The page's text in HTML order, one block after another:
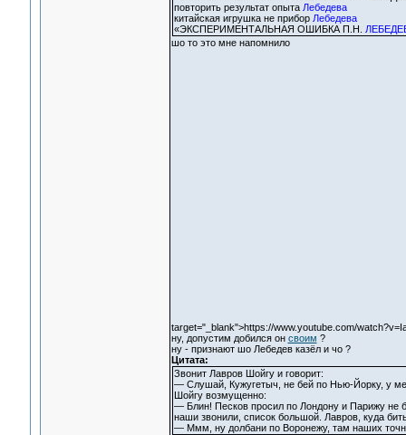
повторить результат опыта Лебедева
китайская игрушка не прибор Лебедева
«ЭКСПЕРИМЕНТАЛЬНАЯ ОШИБКА П.Н.
шо то это мне напомнило
target="_blank">https://www.youtube.com/
ну, допустим добился он своим ?
ну - признают шо Лебедев казёл и чо ?
Цитата:
Звонит Лавров Шойгу и говорит:
— Слушай, Кужугетыч, не бей по Нью-Йорку, у
Шойгу возмущенно:
— Блин! Песков просил по Лондону и Парижу не
наши звонили, список большой. Лавров, куда
— Ммм, ну долбани по Воронежу, там наших